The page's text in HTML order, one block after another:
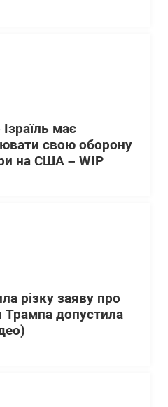
має
свою оборону
на США – WІP
різку заяву про
Трампа допустила